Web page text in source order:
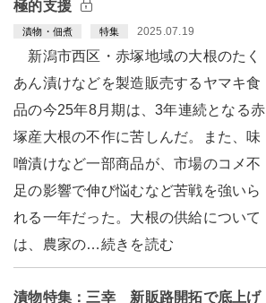
極的支援
漬物・佃煮 特集 2025.07.19
新潟市西区・赤塚地域の大根のたく
あん漬けなどを製造販売するヤマキ食
品の今25年8月期は、3年連続となる赤
塚産大根の不作に苦しんだ。また、味
噌漬けなど一部商品が、市場のコメ不
足の影響で伸び悩むなど苦戦を強いら
れる一年だった。大根の供給について
は、農家の…続きを読む
漬物特集：三幸 新販路開拓で底上げ